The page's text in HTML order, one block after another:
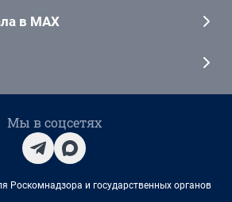
в MAX
Мы в соцсетях
Роскомнадзора и государственных органов